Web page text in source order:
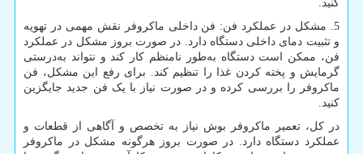
کنید.
5. مشکل در عملکرد فن: فن داخلی ماکروفر نقش مهمی در تهویه
و تثبیت دمای داخلی دستگاه دارد. در صورت بروز مشکل در عملکرد
فن، ممکن است دستگاه به‌طور نامنظم کار کند و نتواند به‌درستی
گرمایش و پخته کردن غذا را تنظیم کند. برای رفع این مشکل، فن
ماکروفر را بررسی کرده و در صورت نیاز با یک فن جدید جایگزین
کنید.
در کل، تعمیر ماکروفر بوش نیاز به تخصص و آگاهی از قطعات و
عملکرد دستگاه دارد. در صورت بروز هرگونه مشکل در ماکروفر